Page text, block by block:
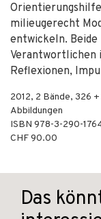
milieugerecht
entwickeln.
Verantwortlichen
Reflexionen,
2012, 2 Bände, 326
Abbildungen
ISBN 978-3-290-
CHF 90.00
Das